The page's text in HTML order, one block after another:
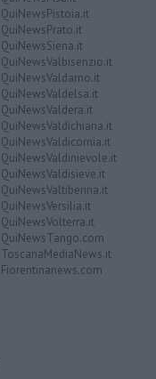
QuiNewsPistoia.it
QuiNewsPrato.it
QuiNewsSiena.it
QuiNewsValbisenzio.it
QuiNewsValdarno.it
QuiNewsValdelsa.it
QuiNewsValdera.it
QuiNewsValdichiana.it
QuiNewsValdicornia.it
QuiNewsValdinievole.it
QuiNewsValdisieve.it
QuiNewsValtiberina.it
QuiNewsVersilia.it
QuiNewsVolterra.it
QuiNewsTango.com
ToscanaMediaNews.it
Fiorentinanews.com